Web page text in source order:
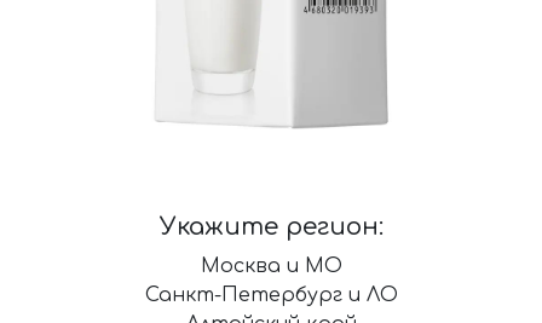
Укажите регион:
Москва и МО
Санкт-Петербург и ЛО